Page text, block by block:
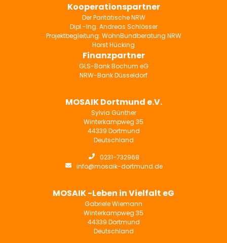
Kooperationspartner
Der Paritätische NRW
Dipl.-Ing. Andreas Schlösser
Projektbegleitung: WohnBundberatung NRW
Horst Hücking
Finanzpartner
GLS-Bank Bochum eG
NRW-Bank Düsseldorf
MOSAIK Dortmund e.V.
Sylvia Günther
Winterkampweg 35
44339 Dortmund
Deutschland
 0231-732968
 info@mosaik-dortmund.de
MOSAIK -Leben in Vielfalt eG
Gabriele Wiemann
Winterkampweg 35
44339 Dortmund
Deutschland